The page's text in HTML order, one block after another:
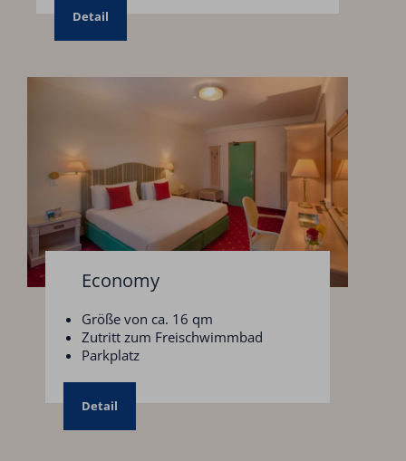
Detail
Economy
Größe von ca. 16 qm
Zutritt zum Freischwimmbad
Parkplatz
Detail